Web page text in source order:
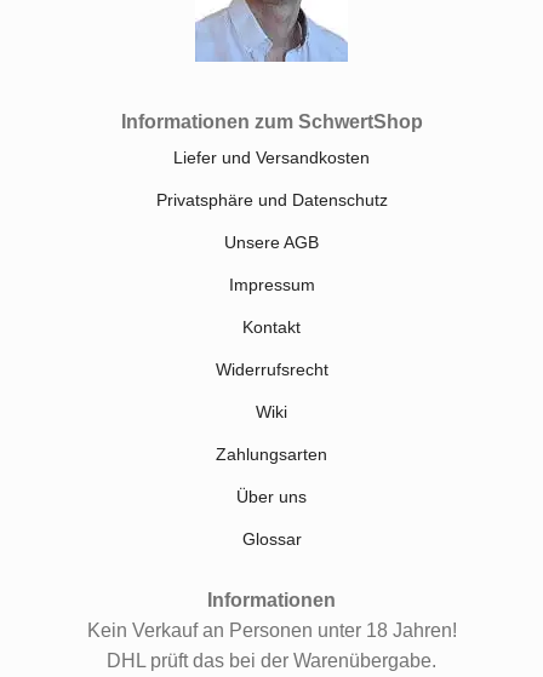
Informationen zum SchwertShop
Liefer und Versandkosten
Privatsphäre und Datenschutz
Unsere AGB
Impressum
Kontakt
Widerrufsrecht
Wiki
Zahlungsarten
Über uns
Glossar
Informationen
Kein Verkauf an Personen unter 18 Jahren!
DHL prüft das bei der Warenübergabe.